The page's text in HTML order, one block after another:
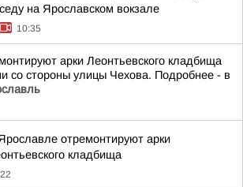
на Ярославском вокзале
10:35
арки Леонтьевского кладбища
со стороны улицы Чехова. Подробнее - в
отремонтируют арки
кладбища